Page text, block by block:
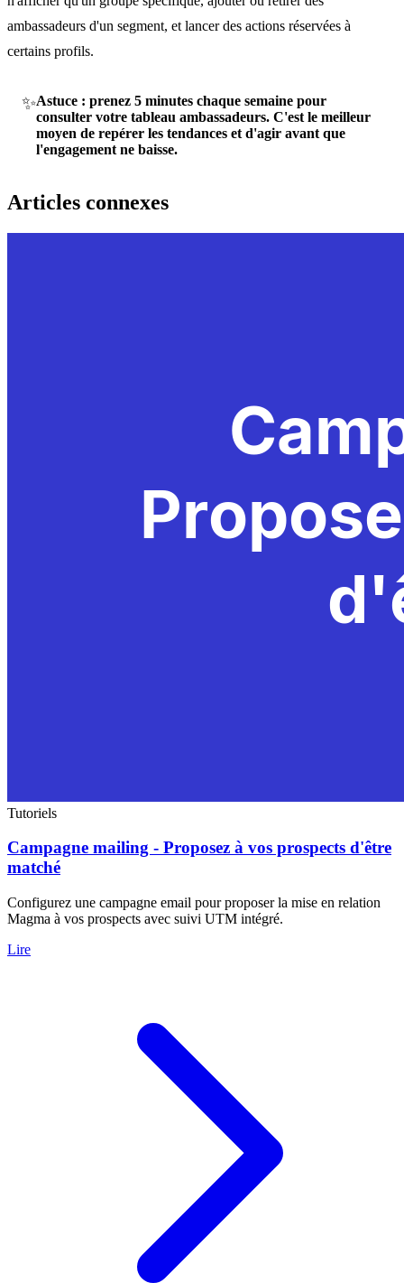
ambassadeurs d'un segment, et lancer des actions réservées à
certains profils.
✨Astuce : prenez 5 minutes chaque semaine pour
consulter votre tableau ambassadeurs. C'est le meilleur
moyen de repérer les tendances et d'agir avant que
l'engagement ne baisse.
Articles connexes
Tutoriels
Campagne mailing - Proposez à vos prospects d'être
matché
Configurez une campagne email pour proposer la mise en relation
Magma à vos prospects avec suivi UTM intégré.
Lire